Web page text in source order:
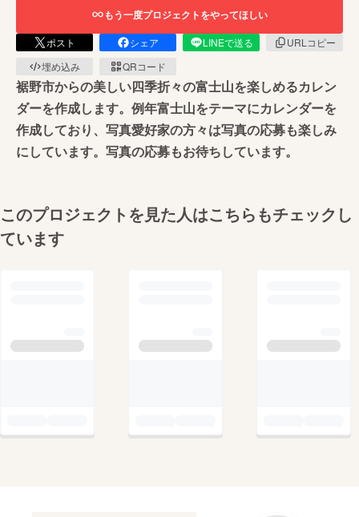
もう一度プロジェクトをやってほしい
ポスト シェア LINEで送る
URLコピー
埋め込み
QRコード
裾野市からの美しい四季折々の富士山を楽しめるカレン
ダーを作成します。例年富士山をテーマにカレンダーを
作成しており、写真愛好家の方々は写真の応募も楽しみ
にしています。写真の応募もお待ちしています。
このプロジェクトを見た人はこちらもチェックし
ています